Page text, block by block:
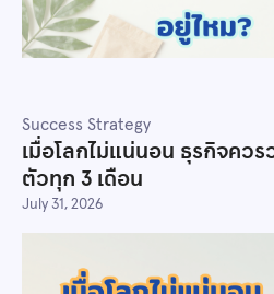
Success Strategy
เมื่อโลกไม่แน่นอน ธุรกิจคว
ตัวทุก 3 เดือน
July 31, 2026